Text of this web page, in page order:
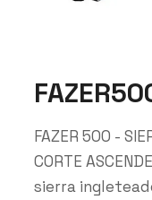
FAZER 500 -
CORTE
sierra